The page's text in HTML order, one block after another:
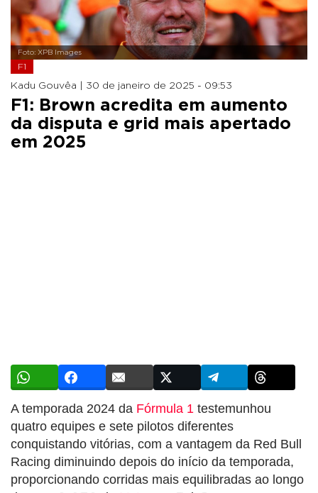
Foto: XPB Images
F1
Kadu Gouvêa | 30 de janeiro de 2025 - 09:53
F1: Brown acredita em aumento
da disputa e grid mais apertado
em 2025
A temporada 2024 da Fórmula 1 testemunhou
quatro equipes e sete pilotos diferentes
conquistando vitórias, com a vantagem da Red Bull
Racing diminuindo depois do início da temporada,
proporcionando corridas mais equilibradas ao longo